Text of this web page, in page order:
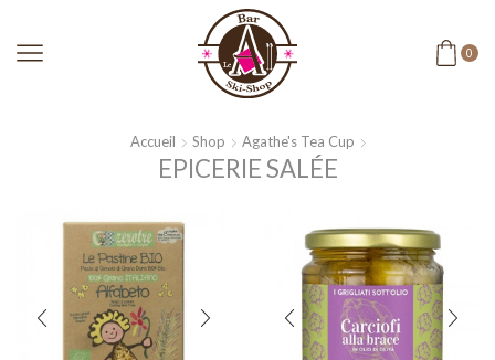
0
Accueil Shop Agathe's Tea Cup
EPICERIE SALÉE